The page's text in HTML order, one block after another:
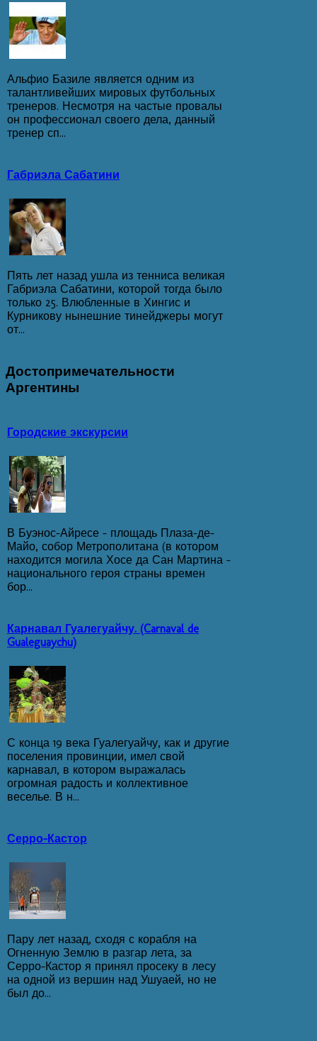
Альфио Базиле является одним из
талантливейших мировых футбольных
тренеров. Несмотря на частые провалы
он профессионал своего дела, данный
тренер сп...
Габриэла Сабатини
Пять лет назад ушла из тенниса великая
Габриэла Сабатини, которой тогда было
только 25. Влюбленные в Хингис и
Курникову нынешние тинейджеры могут
от...
Достопримечательности
Аргентины
Городские экскурсии
В Буэнос-Айресе - площадь Плаза-де-
Майо, собор Метрополитана (в котором
находится могила Хосе да Сан Мартина -
национального героя страны времен
бор...
Карнавал Гуалегуайчу. (Carnaval de
Gualeguaychu)
С конца 19 века Гуалегуайчу, как и другие
поселения провинции, имел свой
карнавал, в котором выражалась
огромная радость и коллективное
веселье. В н...
Серро-Кастор
Пару лет назад, сходя с корабля на
Огненную Землю в разгар лета, за
Серро-Кастор я принял просеку в лесу
на одной из вершин над Ушуаей, но не
был до...